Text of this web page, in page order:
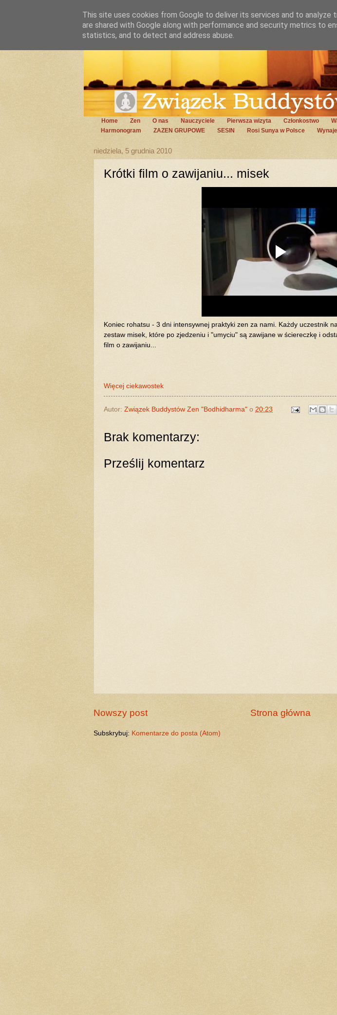
Home Zen O nas Nauczyciele Pierwsza wizyta Członkostwo
Harmonogram
ZAZEN GRUPOWE SESIN Rosi Sunya w Polsce
niedziela, 5 grudnia 2010
Krótki film o zawijaniu... misek
Koniec rohatsu - 3 dni intensywnej praktyki zen za nami. Każdy uczestnik
zestaw misek, które po zjedzeniu i "umyciu" są zawijane w ściereczkę i
film o zawijaniu...
Więcej ciekawostek
Autor: Związek Buddystów Zen "Bodhidharma" o 20:23
Brak komentarzy:
Prześlij komentarz
Nowszy post Strona główna
Subskrybuj: Komentarze do posta (Atom)
This site uses cookies from Google to deliver its services and to analyze
are shared with Google along with performance and security metrics to
statistics, and to detect and address abuse.